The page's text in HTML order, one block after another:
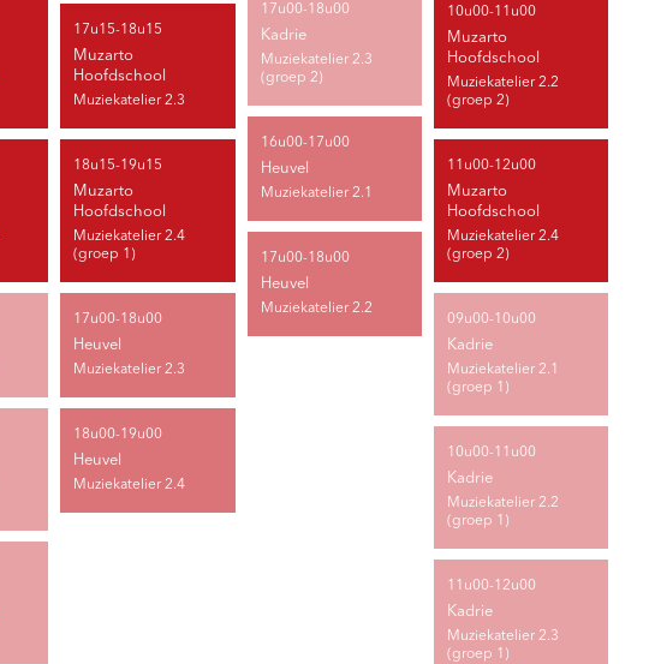
17u15-18u15
Muzarto
Hoofdschool
Muziekatelier 2.3
18u15-19u15
Muzarto
Hoofdschool
Muziekatelier 2.4
(groep 1)
17u00-18u00
Heuvel
Muziekatelier 2.3
18u00-19u00
Heuvel
Muziekatelier 2.4
17u00-18u00
Kadrie
Muziekatelier 2.3
(groep 2)
16u00-17u00
Heuvel
Muziekatelier 2.1
17u00-18u00
Heuvel
Muziekatelier 2.2
10u00-11u00
Muzarto
Hoofdschool
Muziekatelier 2.2
(groep 2)
11u00-12u00
Muzarto
Hoofdschool
Muziekatelier 2.4
(groep 2)
09u00-10u00
Kadrie
Muziekatelier 2.1
(groep 1)
10u00-11u00
Kadrie
Muziekatelier 2.2
(groep 1)
11u00-12u00
Kadrie
Muziekatelier 2.3
(groep 1)